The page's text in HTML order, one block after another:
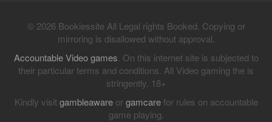
© 2026 Bookiessite All Legal rights Booked. Copying or
mirroring is disallowed without approval.
Accountable Video games . On this internet site is subjected to
their particular terms and conditions. All Video gaming the is
stringently. 18+
Kindly visitgambleawareorgamcarefor rules on accountable
game playing.